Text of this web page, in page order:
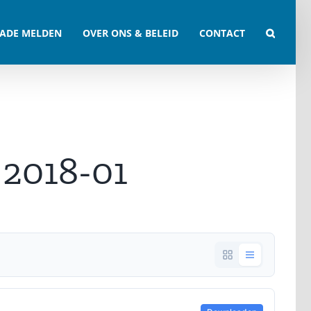
MELDEN OVER ONS & BELEID CONTACT
01